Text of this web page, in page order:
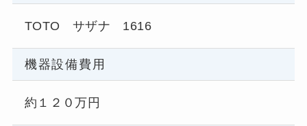
TOTO サザナ 1616
機器設備費用
約１２０万円